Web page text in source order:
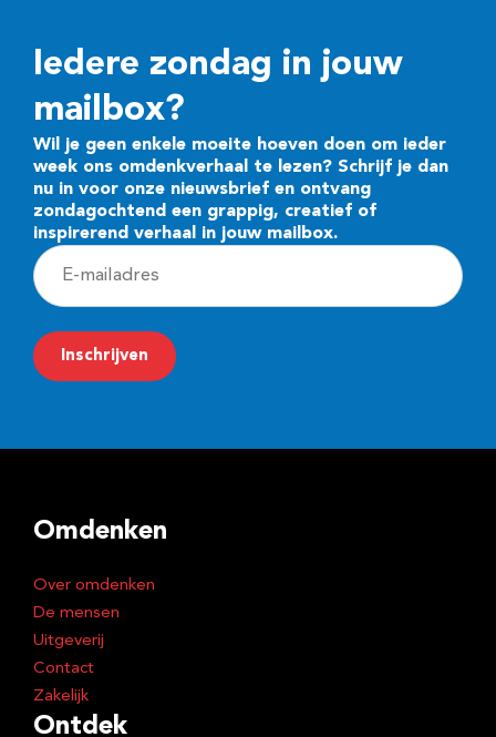
Iedere zondag in jouw
mailbox?
Wil je geen enkele moeite hoeven doen om ieder
week ons omdenkverhaal te lezen? Schrijf je dan
nu in voor onze nieuwsbrief en ontvang
zondagochtend een grappig, creatief of
inspirerend verhaal in jouw mailbox.
E
-
m
a
r
s
Inschrijven
Omdenken
Over omdenken
De mensen
Uitgeverij
Contact
Zakelijk
Ontdek